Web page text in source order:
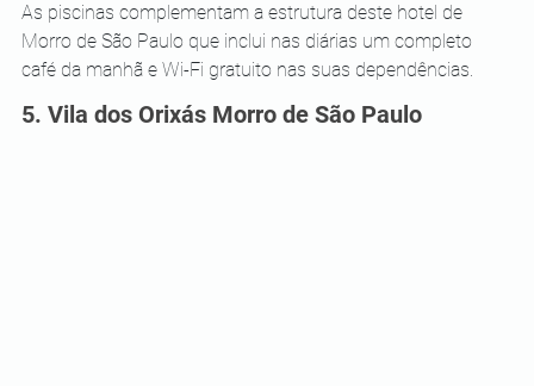
As piscinas complementam a estrutura deste hotel de
Morro de São Paulo que inclui nas diárias um completo
café da manhã e Wi-Fi gratuito nas suas dependências.
5. Vila dos Orixás Morro de São Paulo